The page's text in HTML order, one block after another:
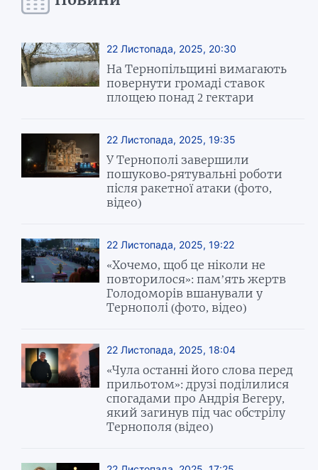
22 Листопада, 2025, 20:30
На Тернопільщині вимагають
повернути громаді ставок
площею понад 2 гектари
22 Листопада, 2025, 19:35
У Тернополі завершили
пошуково-рятувальні роботи
після ракетної атаки (фото,
відео)
22 Листопада, 2025, 19:22
«Хочемо, щоб це ніколи не
повторилося»: пам’ять жертв
Голодоморів вшанували у
Тернополі (фото, відео)
22 Листопада, 2025, 18:04
«Чула останні його слова перед
прильотом»: друзі поділилися
спогадами про Андрія Вегеру,
який загинув під час обстрілу
Тернополя (відео)